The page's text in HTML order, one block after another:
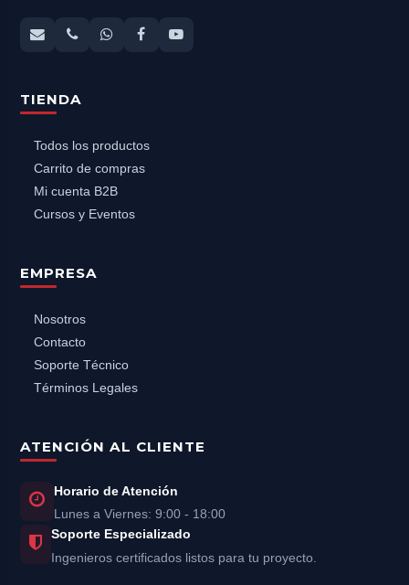
TIENDA
Todos los productos
Carrito de compras
Mi cuenta B2B
Cursos y Eventos
EMPRESA
Nosotros
Contacto
Soporte Técnico
Términos Legales
ATENCIÓN AL CLIENTE
Horario de Atención
Lunes a Viernes: 9:00 - 18:00
Soporte Especializado
Ingenieros certificados listos para tu proyecto.